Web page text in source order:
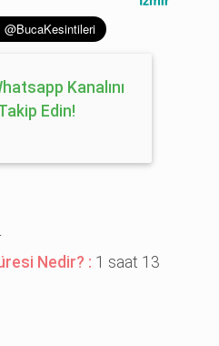
Kanalını
Edin!
Nedir? : 1 saat 13